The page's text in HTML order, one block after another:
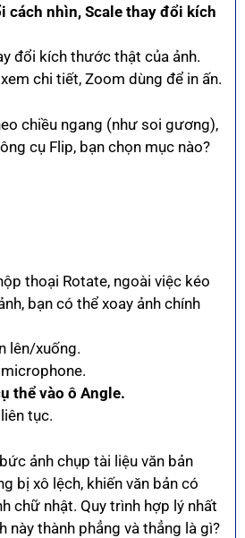
cách nhìn, Scale thay đổi kích
đổi kích thước thật của ảnh.
chi tiết, Zoom dùng để in ấn.
chiều ngang (như soi gương),
cụ Flip, bạn chọn mục nào?
thoại Rotate, ngoài việc kéo
bạn có thể xoay ảnh chính
lên/xuống.
thể vào ô Angle.
tục.
ảnh chụp tài liệu văn bản
bị xô lệch, khiến văn bản có
chữ nhật. Quy trình hợp lý nhất
này thành phẳng và thẳng là gì?